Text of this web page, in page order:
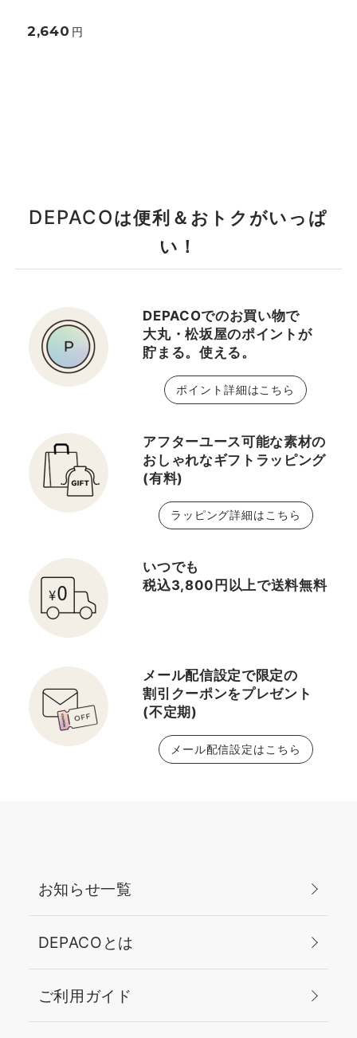
2,640 円
DEPACOは便利＆おトクがいっぱ
い！
DEPACOでのお買い物で
大丸・松坂屋のポイントが
貯まる。使える。
ポイント詳細はこちら
アフターユース可能な素材の
おしゃれなギフトラッピング
(有料)
ラッピング詳細はこちら
いつでも
税込3,800円以上で送料無料
メール配信設定で限定の
割引クーポンをプレゼント
(不定期)
メール配信設定はこちら
お知らせ一覧
DEPACOとは
ご利用ガイド